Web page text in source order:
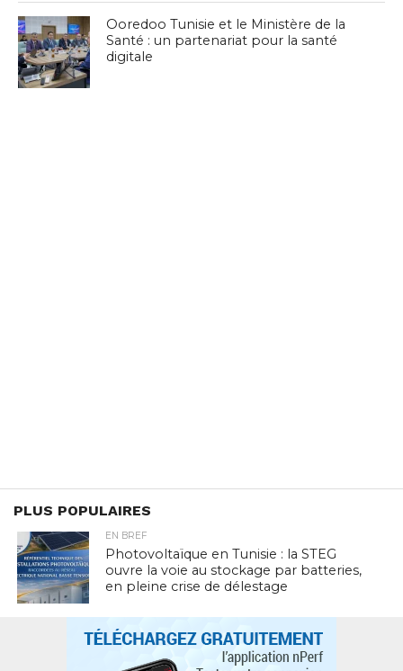
Ooredoo Tunisie et le Ministère de la
Santé : un partenariat pour la santé
digitale
PLUS POPULAIRES
EN BREF
Photovoltaïque en Tunisie : la STEG
ouvre la voie au stockage par batteries,
en pleine crise de délestage